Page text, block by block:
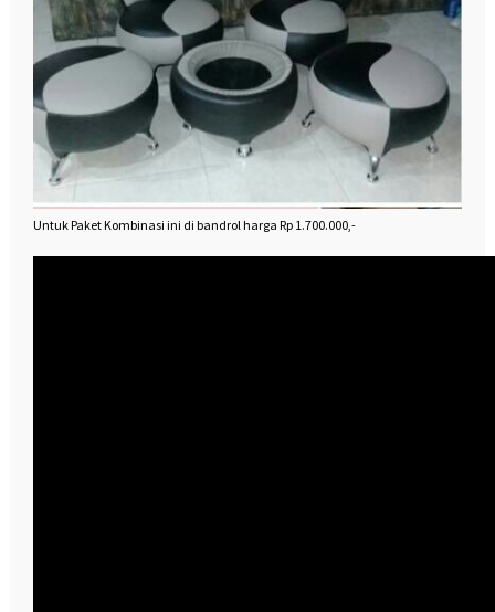
Untuk Paket Kombinasi ini di bandrol harga Rp 1.700.000,-